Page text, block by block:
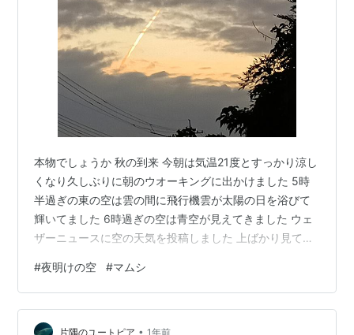
本物でしょうか 秋の到来 今朝は気温21度とすっかり涼し
くなり久しぶりに朝のウオーキングに出かけました 5時
半過ぎの東の空は雲の間に飛行機雲が太陽の日を浴びて
輝いてました 6時過ぎの空は青空が見えてきました ウェ
ザーニュースに空の天気を投稿しました 上ばかり見てい
モノを誤って落としたのでしょう 「マムシの子」が落ち
ていました 写真は小さくしておきます マムシの柄は銭形
です よく表れています AM5.45光る飛行機雲 AM6.15ウ
#夜明けの空 #マムシ
片隅のユートピア • 1年前